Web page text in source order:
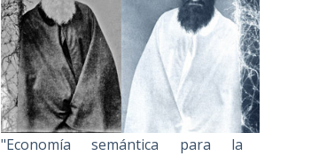
"Economía semántica para la